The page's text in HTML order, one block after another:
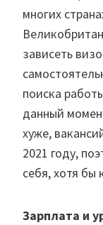
многих
зависеть
поиска
данный
хуже,
2021 году,
себя, хотя бы
Зарплата и